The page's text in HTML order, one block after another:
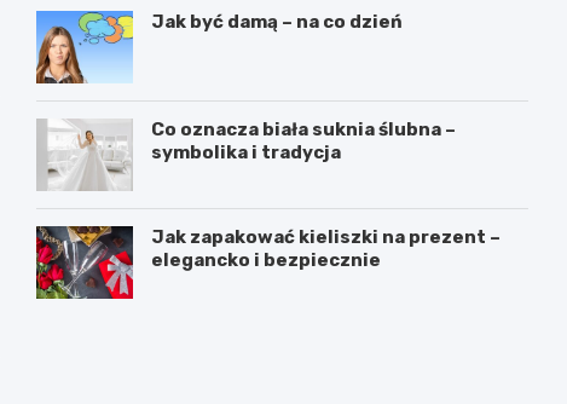
Jak być damą – na co dzień
Co oznacza biała suknia ślubna –
symbolika i tradycja
Jak zapakować kieliszki na prezent –
elegancko i bezpiecznie